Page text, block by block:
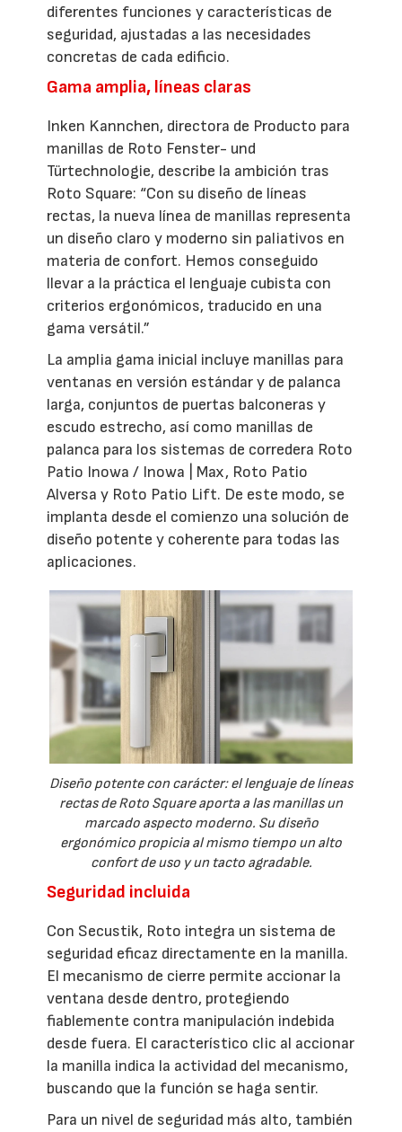
diferentes funciones y características de
seguridad, ajustadas a las necesidades
concretas de cada edificio.
Gama amplia, líneas claras
Inken Kannchen, directora de Producto para
manillas de Roto Fenster- und
Türtechnologie, describe la ambición tras
Roto Square: “Con su diseño de líneas
rectas, la nueva línea de manillas representa
un diseño claro y moderno sin paliativos en
materia de confort. Hemos conseguido
llevar a la práctica el lenguaje cubista con
criterios ergonómicos, traducido en una
gama versátil.”
La amplia gama inicial incluye manillas para
ventanas en versión estándar y de palanca
larga, conjuntos de puertas balconeras y
escudo estrecho, así como manillas de
palanca para los sistemas de corredera Roto
Patio Inowa / Inowa | Max, Roto Patio
Alversa y Roto Patio Lift. De este modo, se
implanta desde el comienzo una solución de
diseño potente y coherente para todas las
aplicaciones.
Diseño potente con carácter: el lenguaje de líneas
rectas de Roto Square aporta a las manillas un
marcado aspecto moderno. Su diseño
ergonómico propicia al mismo tiempo un alto
confort de uso y un tacto agradable.
Seguridad incluida
Con Secustik, Roto integra un sistema de
seguridad eficaz directamente en la manilla.
El mecanismo de cierre permite accionar la
ventana desde dentro, protegiendo
fiablemente contra manipulación indebida
desde fuera. El característico clic al accionar
la manilla indica la actividad del mecanismo,
buscando que la función se haga sentir.
Para un nivel de seguridad más alto, también